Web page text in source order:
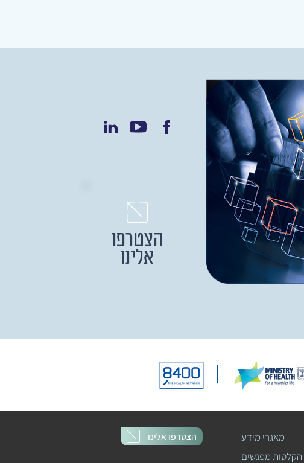
הצטרפו
אלינו
הצטרפו אלינו
מאגרי מידע
הקלטות מפגשים